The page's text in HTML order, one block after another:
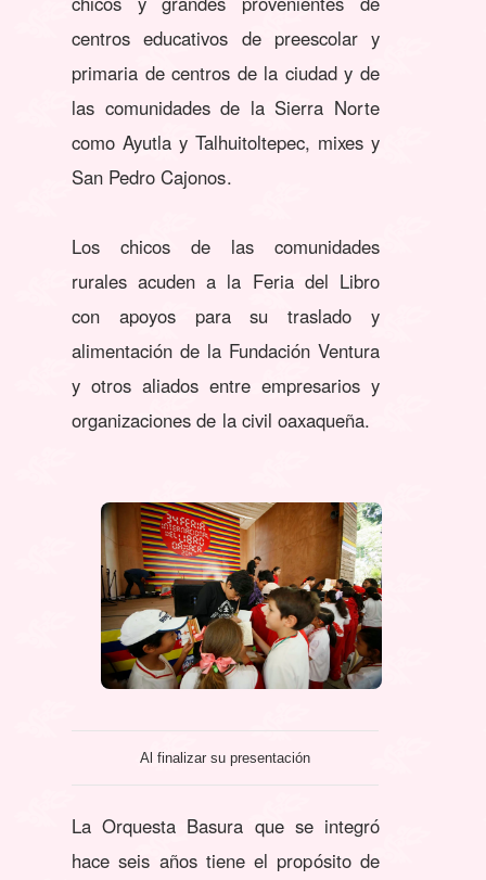
centros educativos de preescolar y
primaria de centros de la ciudad y de
las comunidades de la Sierra Norte
como Ayutla y Talhuitoltepec, mixes y
San Pedro Cajonos.
Los chicos de las comunidades
rurales acuden a la Feria del Libro
con apoyos para su traslado y
alimentación de la Fundación Ventura
y otros aliados entre empresarios y
organizaciones de la civil oaxaqueña.
Al finalizar su presentación
La Orquesta Basura que se integró
hace seis años tiene el propósito de